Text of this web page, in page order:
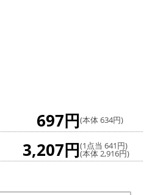
697円(本体 634円)
3,207円(1点当 641円)
(本体 2,916円)